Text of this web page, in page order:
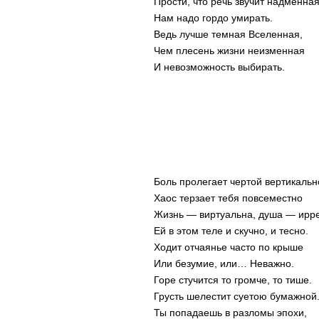
Нам надо гордо умирать.
Ведь лучше темная Вселенная,
Чем плесень жизни неизменная
И невозможность выбирать.
Боль пролегает чертой
Хаос терзает тебя повсеместно
Жизнь — виртуальна, душа —
Ей в этом теле и скучно, и тесно.
Ходит отчаянье часто по крыше
Или безумие, или… Неважно.
Горе стучится то громче, то тише.
Грусть шелестит суетою бумажной.
Ты попадаешь в разломы эпохи,